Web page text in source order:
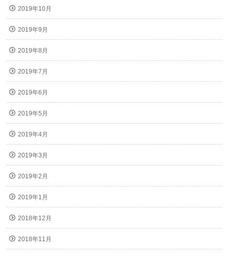
2019年10月
2019年9月
2019年8月
2019年7月
2019年6月
2019年5月
2019年4月
2019年3月
2019年2月
2019年1月
2018年12月
2018年11月